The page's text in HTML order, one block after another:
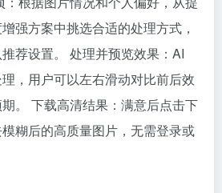
强方案中挑选合适的处理方式，
荐设置。 处理并预览效果：AI
，用户可以左右滑动对比前后效
。 下载高清结果：满意后点击下
糊后的高质量图片，无需登录或